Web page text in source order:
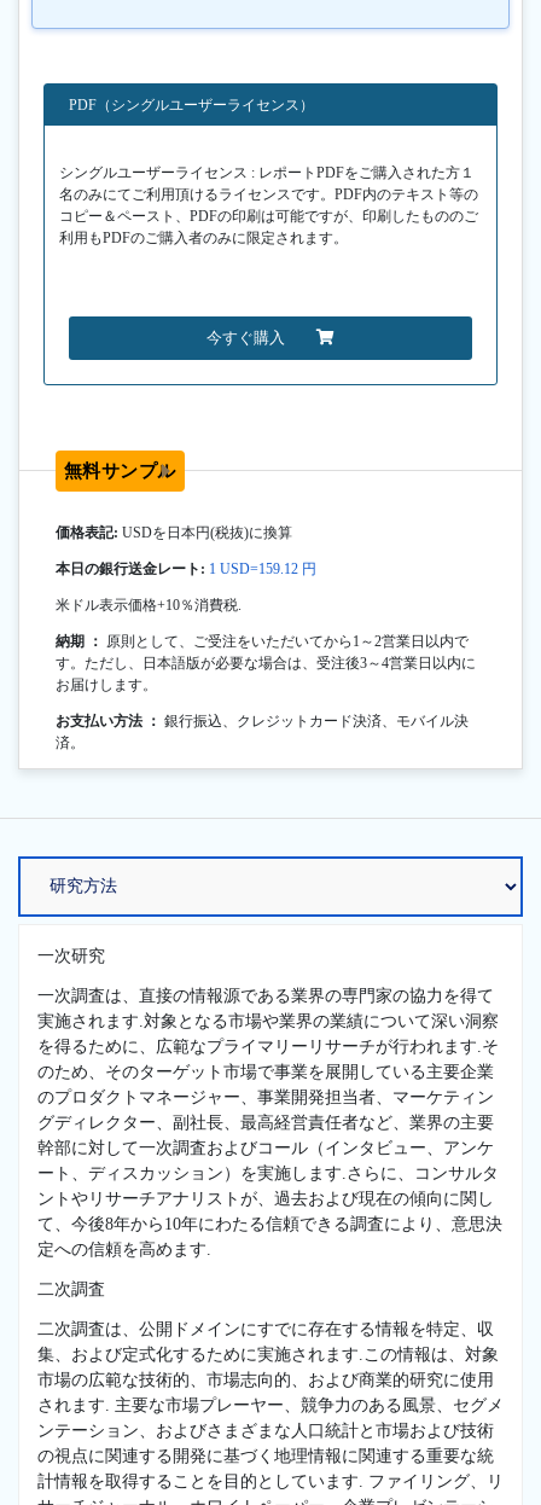
PDF（シングルユーザーライセンス）
シングルユーザーライセンス : レポートPDFをご購入された方１
名のみにてご利用頂けるライセンスです。PDF内のテキスト等の
コピー＆ペースト、PDFの印刷は可能ですが、印刷したもののご
利用もPDFのご購入者のみに限定されます。
今すぐ購入
無料サンプル
価格表記: USDを日本円(税抜)に換算
本日の銀行送金レート: 1 USD=159.12 円
米ドル表示価格+10％消費税.
納期 ： 原則として、ご受注をいただいてから1～2営業日以内で
す。ただし、日本語版が必要な場合は、受注後3～4営業日以内に
お届けします。
お支払い方法 ： 銀行振込、クレジットカード決済、モバイル決
済。
一次研究
一次調査は、直接の情報源である業界の専門家の協力を得て
実施されます.対象となる市場や業界の業績について深い洞察
を得るために、広範なプライマリーリサーチが行われます.そ
のため、そのターゲット市場で事業を展開している主要企業
のプロダクトマネージャー、事業開発担当者、マーケティン
グディレクター、副社長、最高経営責任者など、業界の主要
幹部に対して一次調査およびコール（インタビュー、アンケ
ート、ディスカッション）を実施します.さらに、コンサルタ
ントやリサーチアナリストが、過去および現在の傾向に関し
て、今後8年から10年にわたる信頼できる調査により、意思決
定への信頼を高めます.
二次調査
二次調査は、公開ドメインにすでに存在する情報を特定、収
集、および定式化するために実施されます.この情報は、対象
市場の広範な技術的、市場志向的、および商業的研究に使用
されます. 主要な市場プレーヤー、競争力のある風景、セグメ
ンテーション、およびさまざまな人口統計と市場および技術
の視点に関連する開発に基づく地理情報に関連する重要な統
計情報を取得することを目的としています. ファイリング、リ